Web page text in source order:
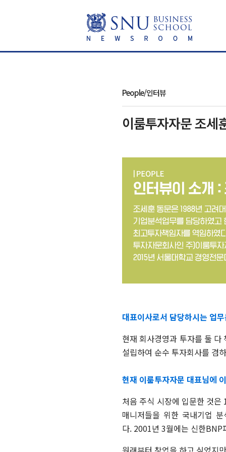
People/인터뷰
이룸투자자문 조세
대표이사로서 담당하시는 업
현재 회사경영과 투자를 둘
설립하여 순수 투자회사를 겸
현재 이룸투자자문 대표님에
처음 주식 시장에 입문한 것
매니저들을 위한 국내기업
다. 2001년 3월에는 신한